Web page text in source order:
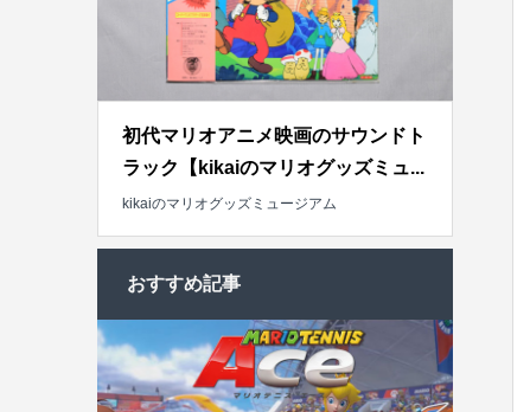
初代マリオアニメ映画のサウンドト
ラック【kikaiのマリオグッズミュ...
kikaiのマリオグッズミュージアム
おすすめ記事